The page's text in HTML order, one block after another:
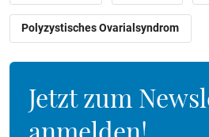
Polyzystisches Ovarialsyndrom
Jetzt zum